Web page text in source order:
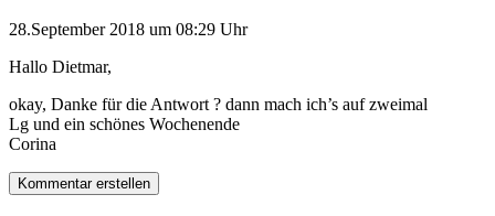
28.September 2018 um 08:29 Uhr
Hallo Dietmar,
okay, Danke für die Antwort ? dann mach ich’s auf zweimal
Lg und ein schönes Wochenende
Corina
Kommentar erstellen